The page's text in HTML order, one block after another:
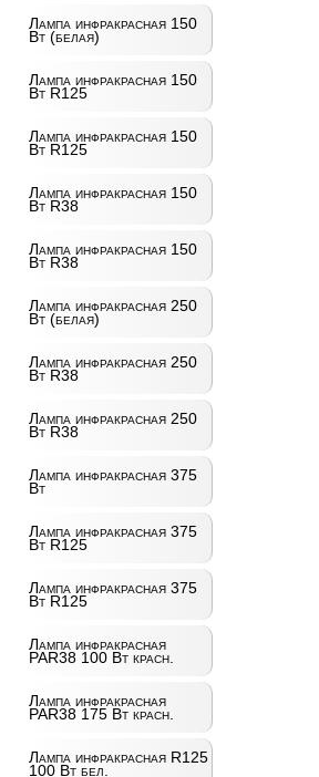
Лампа инфракрасная 150
Вт (белая)
Лампа инфракрасная 150
Вт R125
Лампа инфракрасная 150
Вт R125
Лампа инфракрасная 150
Вт R38
Лампа инфракрасная 150
Вт R38
Лампа инфракрасная 250
Вт (белая)
Лампа инфракрасная 250
Вт R38
Лампа инфракрасная 250
Вт R38
Лампа инфракрасная 375
Вт
Лампа инфракрасная 375
Вт R125
Лампа инфракрасная 375
Вт R125
Лампа инфракрасная
PAR38 100 Вт красн.
Лампа инфракрасная
PAR38 175 Вт красн.
Лампа инфракрасная R125
100 Вт бел.